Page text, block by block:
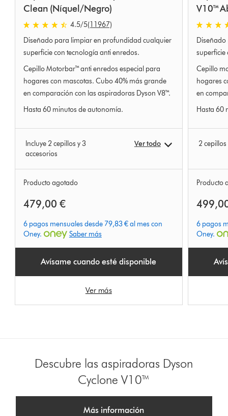
Clean (Níquel/Negro)
4.5
estrellas
de
11967
Ratings
4.5/5(11967)
Diseñado para limpiar en profundidad cualquier
superficie con tecnología anti enredos.
Cepillo Motorbar™ anti enredos especial para
hogares con mascotas. Cubo 40% más grande
en comparación con las aspiradoras Dyson V8™.
Hasta 60 minutos de autonomía.
Incluye 2 cepillos y 3
accesorios
Ver todo
Producto agotado
479,00 €
6 pagos mensuales desde 79,83 € al mes con
Oney.
Saber más
Avísame cuando esté disponible
Ver más
V10™
4.5
estrellas
de
11967
Ratings
superficie
Cepillo
hogares
en
Hasta 60
2
Producto
6 pagos
Oney.
Descubre las aspiradoras Dyson
Cyclone V10™
Más información